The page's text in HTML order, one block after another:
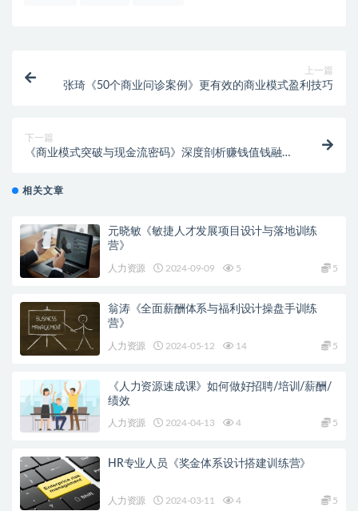
上一篇
张琦《50个商业问诊案例》更有效的商业模式盈利技巧
下一篇
《商业模式突破与现金流密码》深度剖析赚钱值钱融钱
相关文章
元晓敏《敏捷人才发展项目设计与落地训练
营》
人力资源 2024-09-09 5 5
翁涛《全面薪酬体系与福利设计操盘手训练
营》
人力资源 2024-05-12 14 5
《人力资源速成课》如何做好招聘/培训/薪酬/
绩效
人力资源 2024-04-13 4 5
HR专业人员《奖金体系设计搭建训练营》
人力资源 2024-03-11 4 5